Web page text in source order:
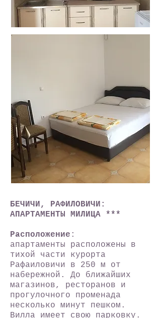
БЕЧИЧИ, РАФИЛОВИЧИ:
АПАРТАМЕНТЫ МИЛИЦА ***
Расположение :
апартаменты расположены в
тихой части курорта
Рафаиловичи в 250 м от
набережной. До ближайших
магазинов, ресторанов и
прогулочного променада
несколько минут пешком.
Вилла имеет свою парковку.